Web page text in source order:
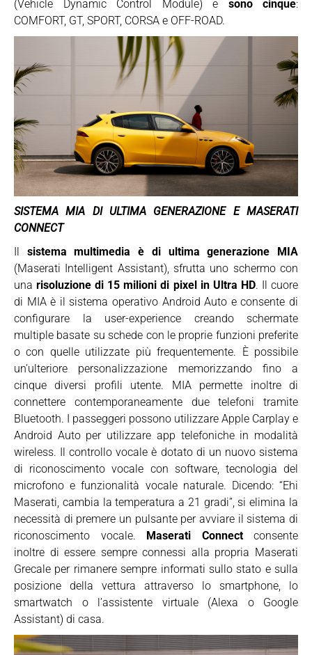
(Vehicle Dynamic Control Module) e sono cinque:
COMFORT, GT, SPORT, CORSA e OFF-ROAD.
SISTEMA MIA DI ULTIMA GENERAZIONE E MASERATI
CONNECT
Il sistema multimedia è di ultima generazione MIA
(Maserati Intelligent Assistant), sfrutta uno schermo con
unarisoluzione di 15 milioni di pixel in Ultra HD. Il cuore
di MIA è il sistema operativo Android Auto e consente di
configurare la user-experience creando schermate
multiple basate su schede con le proprie funzioni preferite
o con quelle utilizzate più frequentemente. È possibile
un’ulteriore personalizzazione memorizzando fino a
cinque diversi profili utente. MIA permette inoltre di
connettere contemporaneamente due telefoni tramite
Bluetooth. I passeggeri possono utilizzare Apple Carplay e
Android Auto per utilizzare app telefoniche in modalità
wireless. Il controllo vocale è dotato di un nuovo sistema
di riconoscimento vocale con software, tecnologia del
microfono e funzionalità vocale naturale. Dicendo: “Ehi
Maserati, cambia la temperatura a 21 gradi”, si elimina la
necessità di premere un pulsante per avviare il sistema di
riconoscimento vocale. Maserati Connectconsente
inoltre di essere sempre connessi alla propria Maserati
Grecale per rimanere sempre informati sullo stato e sulla
posizione della vettura attraverso lo smartphone, lo
smartwatch o l’assistente virtuale (Alexa o Google
Assistant) di casa.